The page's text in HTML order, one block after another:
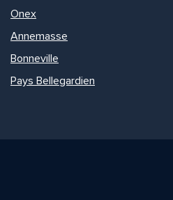
Onex
Annemasse
Bonneville
Pays Bellegardien